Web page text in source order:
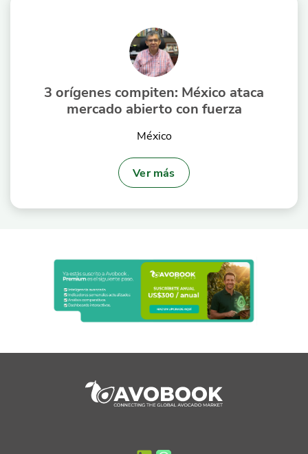
3 orígenes compiten: México ataca
mercado abierto con fuerza
México
Ver más